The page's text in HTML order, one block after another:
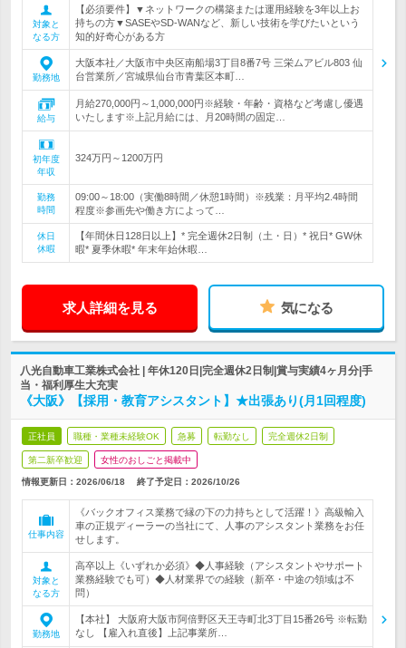
対象と
なる方
【必須要件】▼ネットワークの構築または運用経験を3年以上お
持ちの方▼SASEやSD-WANなど、新しい技術を学びたいという
知的好奇心がある方
勤務地
大阪本社／大阪市中央区南船場3丁目8番7号 三栄ムアビル803 仙
台営業所／宮城県仙台市青葉区本町…
給与
月給270,000円～1,000,000円※経験・年齢・資格など考慮し優遇
いたします※上記月給には、月20時間の固定…
初年度
年収
324万円～1200万円
勤務
時間
09:00～18:00（実働8時間／休憩1時間）※残業：月平均2.4時間
程度※参画先や働き方によって…
休日
休暇
【年間休日128日以上】* 完全週休2日制（土・日）* 祝日* GW休
暇* 夏季休暇* 年末年始休暇…
求人詳細を見る 気になる
八光自動車工業株式会社 | 年休120日|完全週休2日制|賞与実績4ヶ月分|手
当・福利厚生大充実
《大阪》【採用・教育アシスタント】★出張あり(月1回程度)
正社員 職種・業種未経験OK 急募 転勤なし 完全週休2日制
第二新卒歓迎 女性のおしごと掲載中
情報更新日：2026/06/18 終了予定日： 2026/10/26
仕事内容
《バックオフィス業務で縁の下の力持ちとして活躍！》高級輸入
車の正規ディーラーの当社にて、人事のアシスタント業務をお任
せします。
対象と
なる方
高卒以上《いずれか必須》◆人事経験（アシスタントやサポート
業務経験でも可）◆人材業界での経験（新卒・中途の領域は不
問）
勤務地
【本社】 大阪府大阪市阿倍野区天王寺町北3丁目15番26号 ※転勤
なし 【雇入れ直後】上記事業所…